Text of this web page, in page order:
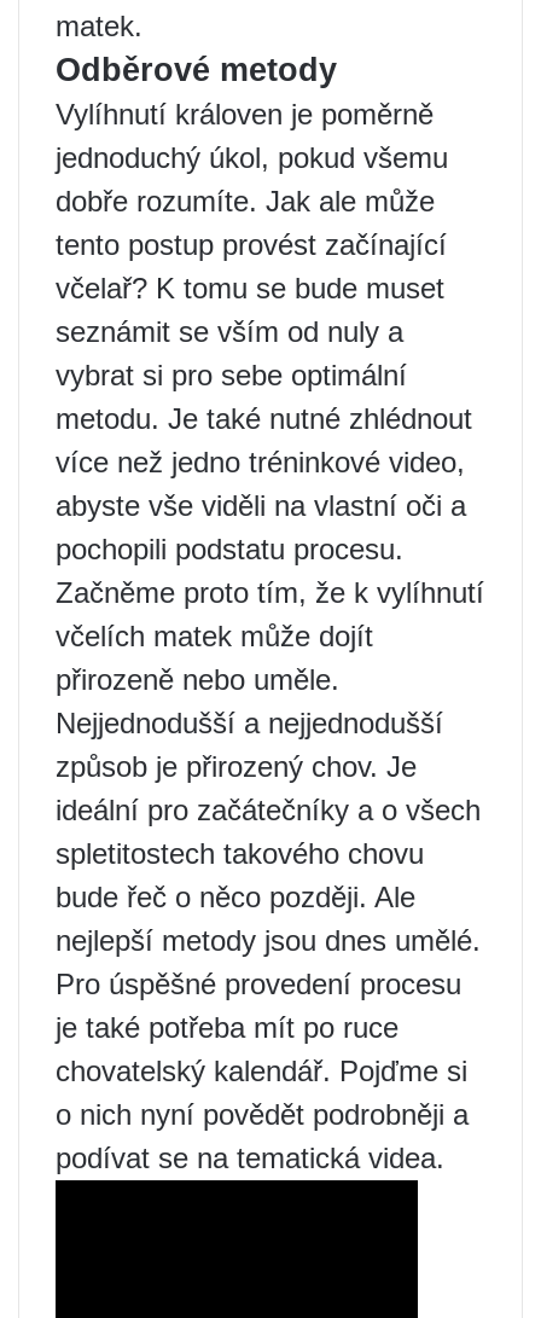
matek.
Odběrové metody
Vylíhnutí královen je poměrně
jednoduchý úkol, pokud všemu
dobře rozumíte. Jak ale může
tento postup provést začínající
včelař? K tomu se bude muset
seznámit se vším od nuly a
vybrat si pro sebe optimální
metodu. Je také nutné zhlédnout
více než jedno tréninkové video,
abyste vše viděli na vlastní oči a
pochopili podstatu procesu.
Začněme proto tím, že k vylíhnutí
včelích matek může dojít
přirozeně nebo uměle.
Nejjednodušší a nejjednodušší
způsob je přirozený chov. Je
ideální pro začátečníky a o všech
spletitostech takového chovu
bude řeč o něco později. Ale
nejlepší metody jsou dnes umělé.
Pro úspěšné provedení procesu
je také potřeba mít po ruce
chovatelský kalendář. Pojďme si
o nich nyní povědět podrobněji a
podívat se na tematická videa.